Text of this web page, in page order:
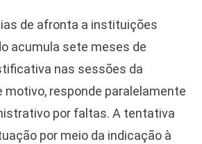
de afronta a instituições
acumula sete meses de
nas sessões da
motivo, responde paralelamente
por faltas. A tentativa
por meio da indicação à
Bolsonaro Presidente
10,00 S/JUROS
R$60,00R$99,00 -39%
Ver no MERCADO
LIVRE